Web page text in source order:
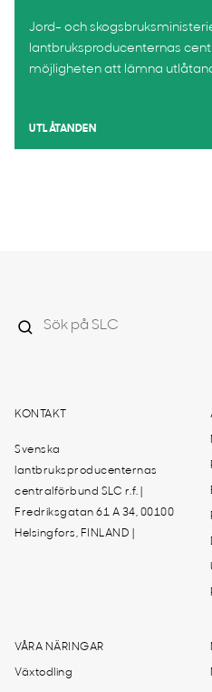
Jord- och
lantbruksproducenternas
möjligheten att lämna
UTLÅTANDEN
KONTAKT
Svenska
lantbruksproducenternas
centralförbund SLC r.f. |
Fredriksgatan 61 A 34, 00100
Helsingfors, FINLAND |
VÅRA NÄRINGAR
Växtodling